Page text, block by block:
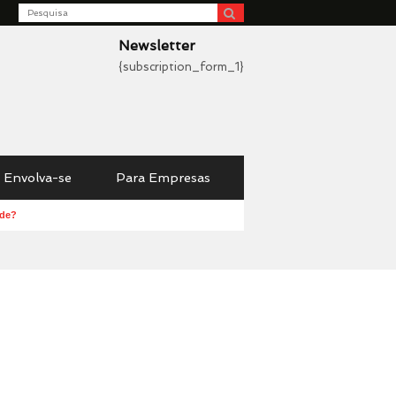
Search
Newsletter
{subscription_form_1}
Envolva-se Para Empresas